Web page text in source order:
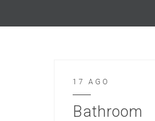
17 AGO
Bathroom